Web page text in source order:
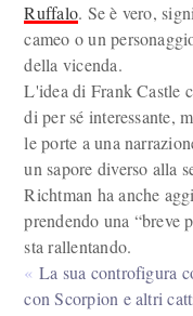
Ruffalo. Se è vero,
cameo o un
della vicenda.
L'idea di Frank Castle
di per sé interessante,
le porte a una
un sapore diverso alla
Richtman ha anche
prendendo una “breve
sta rallentando.
La sua controfigura
con Scorpion e altri